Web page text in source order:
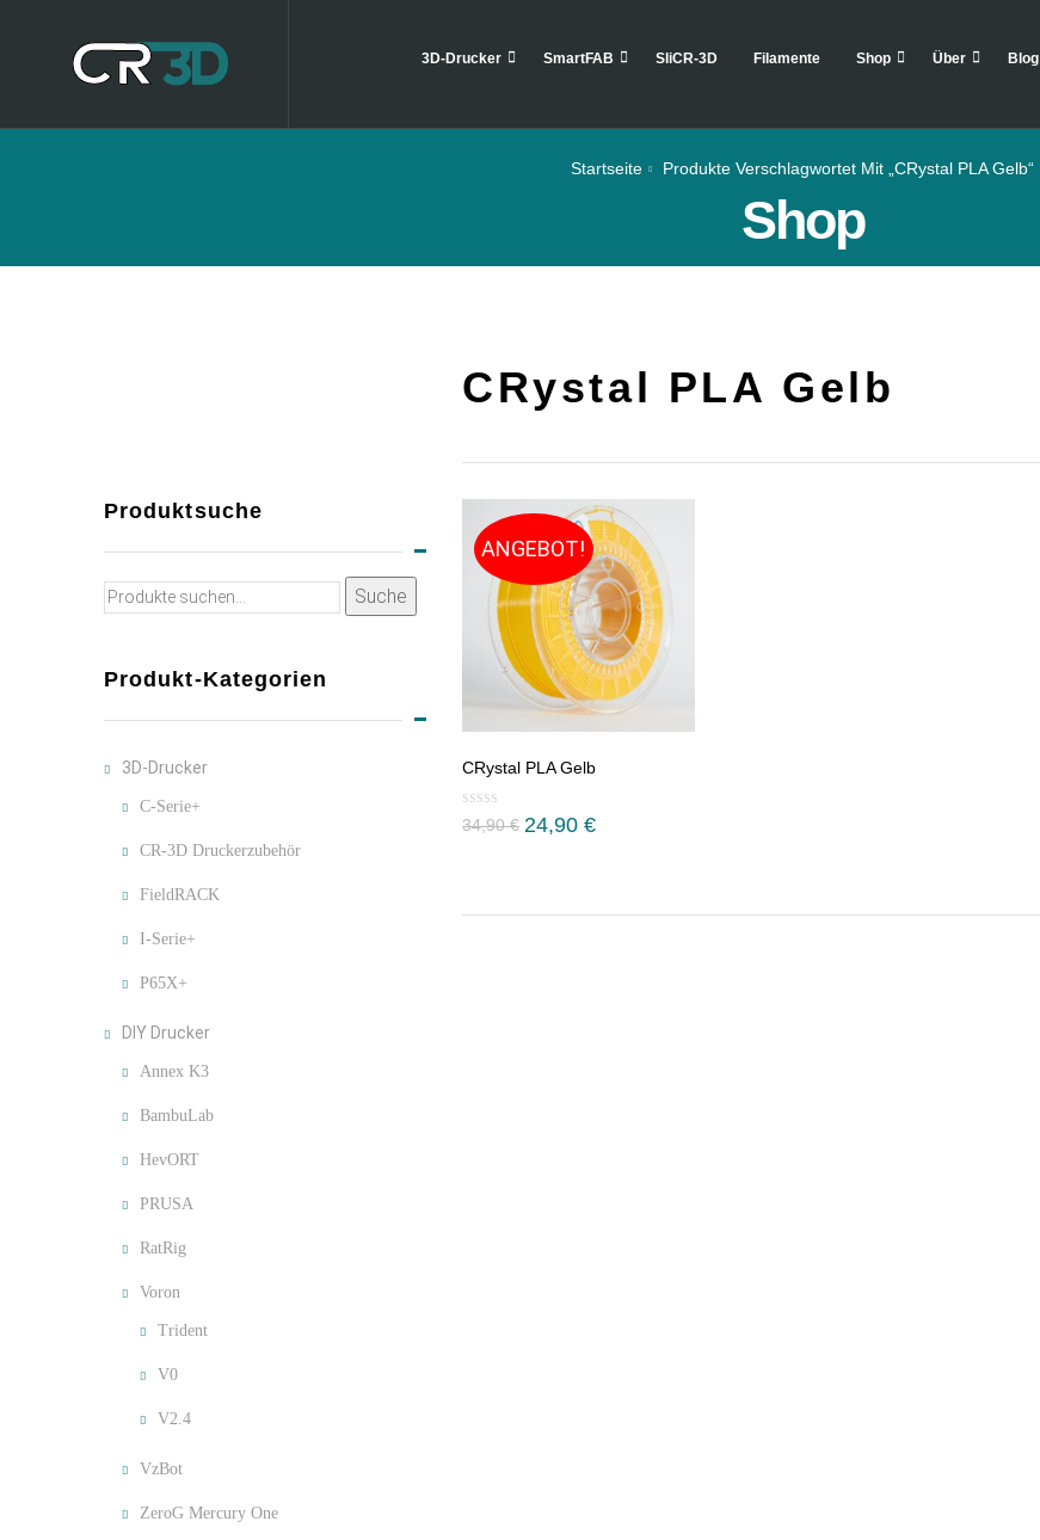
3D-Drucker SmartFAB SliCR-3D Filamente Shop Über Blog
Startseite Produkte Verschlagwortet Mit „CRystal PLA Gelb“
Shop
Produktsuche
Suche
Suche
Produkt-Kategorien
3D-Drucker
C-Serie+
CR-3D Druckerzubehör
FieldRACK
I-Serie+
P65X+
DIY Drucker
Annex K3
BambuLab
HevORT
PRUSA
RatRig
Voron
Trident
V0
V2.4
VzBot
ZeroG Mercury One
CRystal PLA Gelb
ANGEBOT!
CRystal PLA Gelb
34,90€ 24,90 €